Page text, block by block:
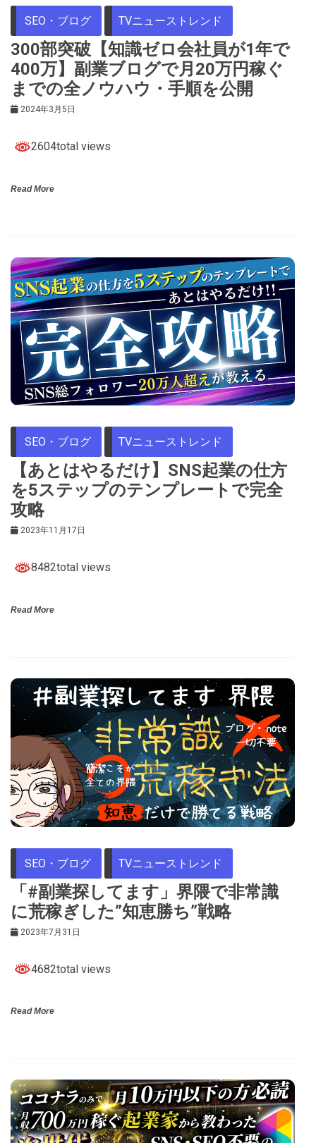
SEO・ブログ TVニューストレンド
300部突破【知識ゼロ会社員が1年で
400万】副業ブログで月20万円稼ぐ
までの全ノウハウ・手順を公開
2024年3月5日
2604total views
Read More
SEO・ブログ TVニューストレンド
【あとはやるだけ】SNS起業の仕方
を5ステップのテンプレートで完全
攻略
2023年11月17日
8482total views
Read More
SEO・ブログ TVニューストレンド
「#副業探してます」界隈で非常識
に荒稼ぎした”知恵勝ち”戦略
2023年7月31日
4682total views
Read More